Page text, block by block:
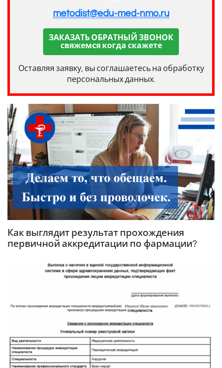
metodist@edu-med-nmo.ru
ЗАКАЗАТЬ ОБРАТНЫЙ ЗВОНОК
свяжемся когда скажете
Оставляя заявку, вы соглашаетесь на обработку
персональных данных.
Как выглядит результат прохождения
первичной аккредитации по фармации?